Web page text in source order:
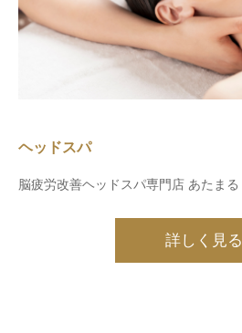
ヘッドスパ
脳疲労改善ヘッドスパ専門店 あたまる
詳しく見る